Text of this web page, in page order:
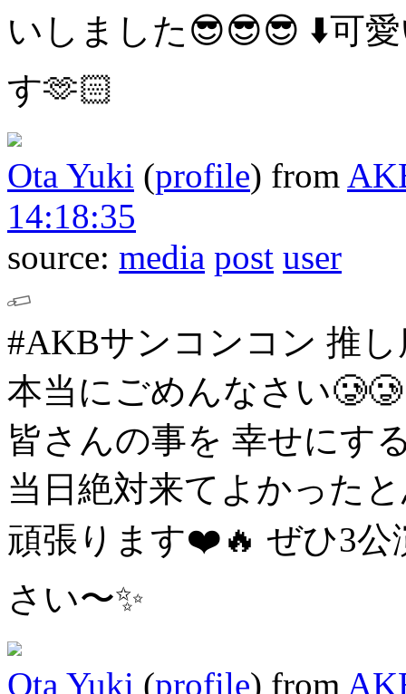
いしました😎😎😎 ⬇️可
す🫶🏻
Ota Yuki (profile) from
14:18:35
source: media post user
#AKBサンコンコン 推し
本当にごめんなさい🥲🥲
皆さんの事を 幸せにす
当日絶対来てよかった
頑張ります❤️🔥 ぜひ3公
さい〜✨
Ota Yuki (profile) from